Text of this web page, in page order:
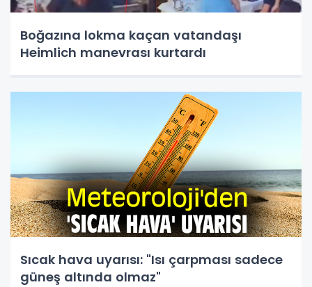
Boğazına lokma kaçan vatandaşı
Heimlich manevrası kurtardı
Sıcak hava uyarısı: "Isı çarpması sadece
güneş altında olmaz"